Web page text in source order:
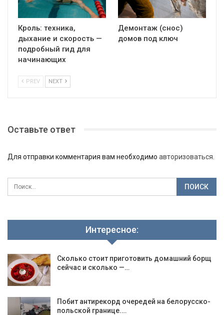
Кроль: техника,
дыхание и скорость —
подробный гид для
начинающих
Демонтаж (снос)
домов под ключ
PREV NEXT
Оставьте ответ
Для отправки комментария вам необходимо авторизоваться
Интересное:
Сколько стоит приготовить домашний борщ
сейчас и сколько —…
Побит антирекорд очередей на белорусско-
польской границе.…